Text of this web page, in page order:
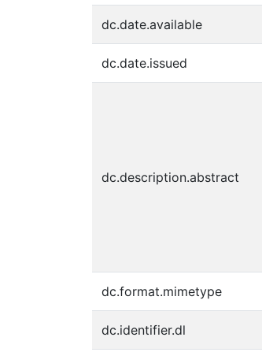
dc.date.available
dc.date.issued
dc.description.abstract
dc.format.mimetype
dc.identifier.dl